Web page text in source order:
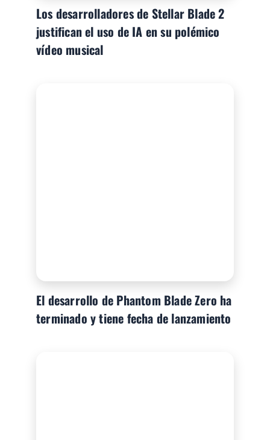
Los desarrolladores de Stellar Blade 2
justifican el uso de IA en su polémico
vídeo musical
El desarrollo de Phantom Blade Zero ha
terminado y tiene fecha de lanzamiento